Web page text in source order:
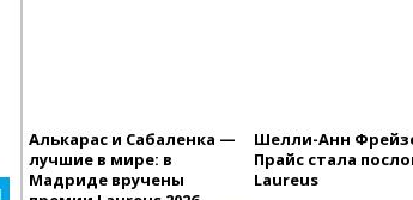
Алькарас и Сабаленка —
лучшие в мире: в
Мадриде вручены
Шелли-Анн
Прайс стала
Laureus